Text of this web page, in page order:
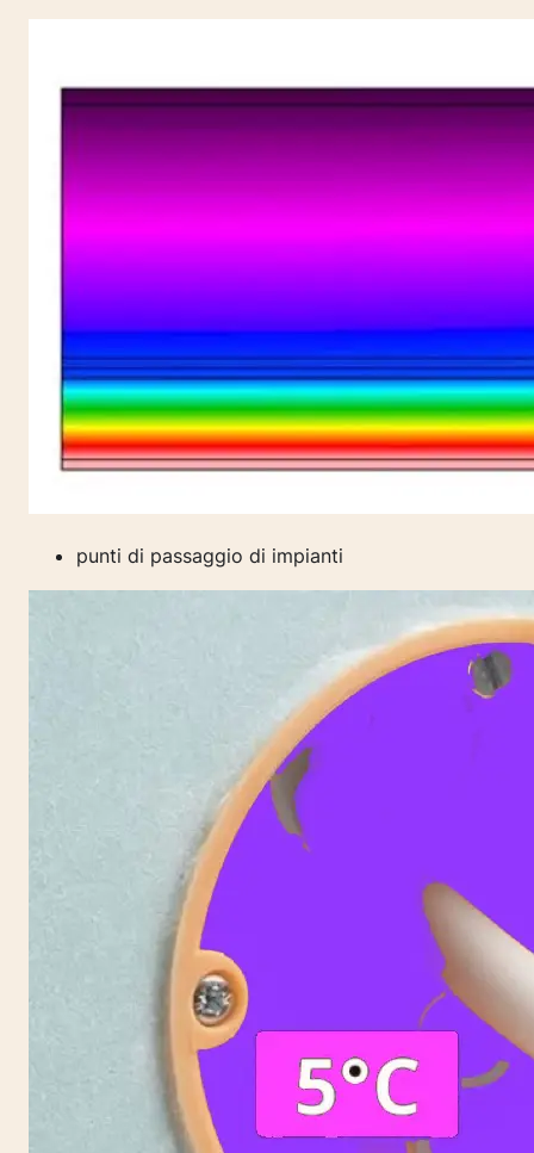
punti di passaggio di impianti